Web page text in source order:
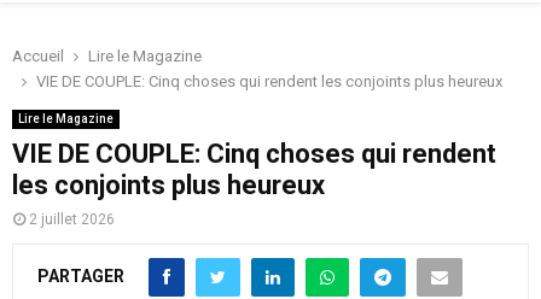
Accueil
Lire le Magazine
VIE DE COUPLE: Cinq choses qui rendent les conjoints plus heureux
Lire le Magazine
VIE DE COUPLE: Cinq choses qui rendent
les conjoints plus heureux
2 juillet 2026
PARTAGER